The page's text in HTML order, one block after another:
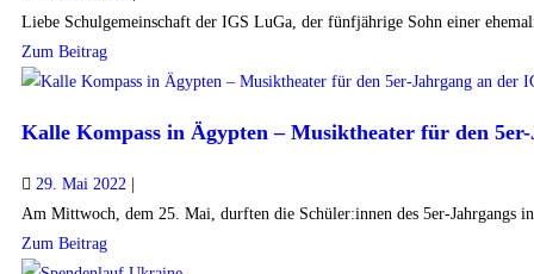
Liebe Schulgemeinschaft der IGS LuGa, der fünfjährige Sohn einer
Zum Beitrag
Kalle Kompass in Ägypten – Musiktheater für den
29. Mai 2022
Am Mittwoch, dem 25. Mai, durften die Schüler:innen des 5er-Jahrgangs
Zum Beitrag